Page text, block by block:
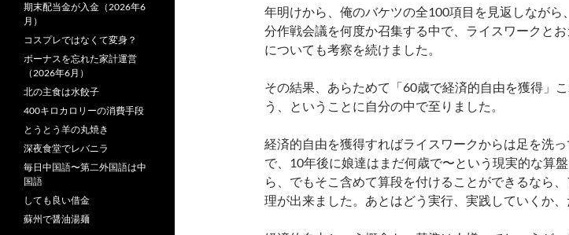
年明けから、俺のバケツの全100項目を見返しながら
分作戦会議を何度か召集する中で、ライスワークと
についても考察を続けました。
その結果、あらためて「60歳で経済的自由を獲得」
う、ということに自分の中で至りました。
経済的自由を獲得すればライスワークからは足を洗っ
で、10年後に娘達はまだ何歳で〜という現実的な算
ら、でもそこ含めて算段を付けることができるなら
理が出来ました。あとはどう実行、実践していくか、
期末配当金が入金（2026年6
月）
コスプレではなくて変身？
ボーナスを忘れた家計運営
（2026年6月）
北の主食は水餃子
400キロカロリーの消費手段
とうとう羊の丸焼き
深夜食堂でレバニラ
毎日中国語〜第二外国語は中
国語
しても良い借金
蘇州で醤油湯麺